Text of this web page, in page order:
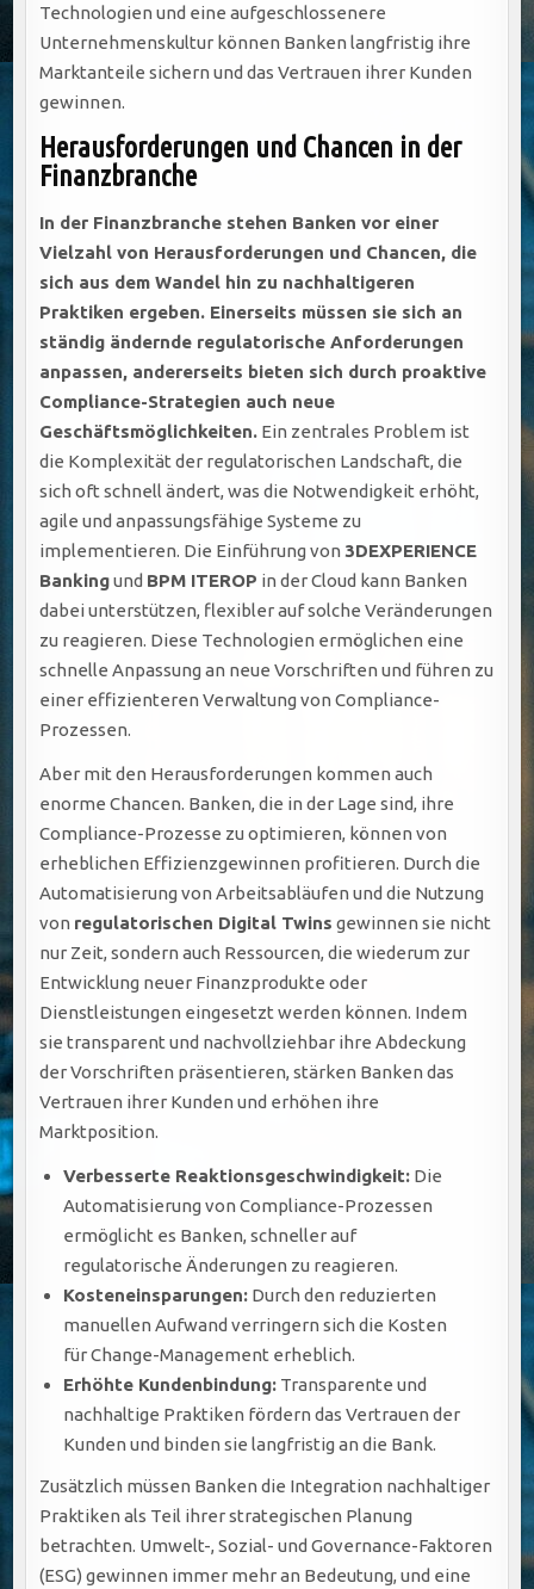
Technologien und eine aufgeschlossenere
Unternehmenskultur können Banken langfristig ihre
Marktanteile sichern und das Vertrauen ihrer Kunden
gewinnen.
Herausforderungen und Chancen in der
Finanzbranche
In der Finanzbranche stehen Banken vor einer
Vielzahl von Herausforderungen und Chancen, die
sich aus dem Wandel hin zu nachhaltigeren
Praktiken ergeben. Einerseits müssen sie sich an
ständig ändernde regulatorische Anforderungen
anpassen, andererseits bieten sich durch proaktive
Compliance-Strategien auch neue
Geschäftsmöglichkeiten. Ein zentrales Problem ist
die Komplexität der regulatorischen Landschaft, die
sich oft schnell ändert, was die Notwendigkeit erhöht,
agile und anpassungsfähige Systeme zu
implementieren. Die Einführung von 3DEXPERIENCE
Bankingund BPM ITEROP in der Cloud kann Banken
dabei unterstützen, flexibler auf solche Veränderungen
zu reagieren. Diese Technologien ermöglichen eine
schnelle Anpassung an neue Vorschriften und führen zu
einer effizienteren Verwaltung von Compliance-
Prozessen.
Aber mit den Herausforderungen kommen auch
enorme Chancen. Banken, die in der Lage sind, ihre
Compliance-Prozesse zu optimieren, können von
erheblichen Effizienzgewinnen profitieren. Durch die
Automatisierung von Arbeitsabläufen und die Nutzung
von regulatorischen Digital Twins gewinnen sie nicht
nur Zeit, sondern auch Ressourcen, die wiederum zur
Entwicklung neuer Finanzprodukte oder
Dienstleistungen eingesetzt werden können. Indem
sie transparent und nachvollziehbar ihre Abdeckung
der Vorschriften präsentieren, stärken Banken das
Vertrauen ihrer Kunden und erhöhen ihre
Marktposition.
Verbesserte Reaktionsgeschwindigkeit: Die
Automatisierung von Compliance-Prozessen
ermöglicht es Banken, schneller auf
regulatorische Änderungen zu reagieren.
Kosteneinsparungen: Durch den reduzierten
manuellen Aufwand verringern sich die Kosten
für Change-Management erheblich.
Erhöhte Kundenbindung: Transparente und
nachhaltige Praktiken fördern das Vertrauen der
Kunden und binden sie langfristig an die Bank.
Zusätzlich müssen Banken die Integration nachhaltiger
Praktiken als Teil ihrer strategischen Planung
betrachten. Umwelt-, Sozial- und Governance-Faktoren
(ESG) gewinnen immer mehr an Bedeutung, und eine